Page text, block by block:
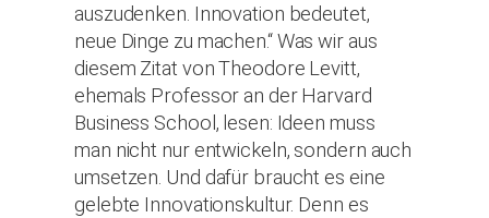
auszudenken. Innovation bedeutet,
neue Dinge zu machen.“ Was wir aus
diesem Zitat von Theodore Levitt,
ehemals Professor an der Harvard
Business School, lesen: Ideen muss
man nicht nur entwickeln, sondern auch
umsetzen. Und dafür braucht es eine
gelebte Innovationskultur. Denn es